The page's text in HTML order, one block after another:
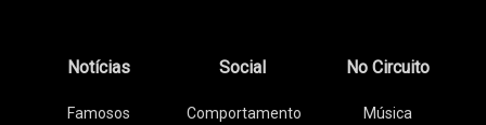
Notícias
Famosos
Social
Comportamento
No Circuito
Música